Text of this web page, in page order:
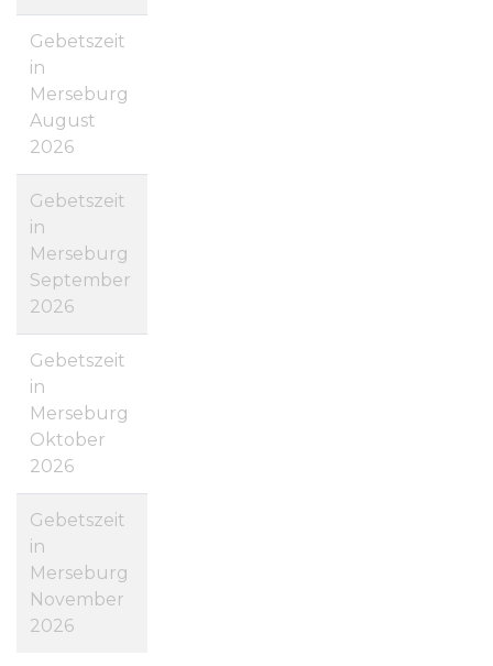
Gebetszeit
in
Merseburg
August
2026
Gebetszeit
in
Merseburg
September
2026
Gebetszeit
in
Merseburg
Oktober
2026
Gebetszeit
in
Merseburg
November
2026